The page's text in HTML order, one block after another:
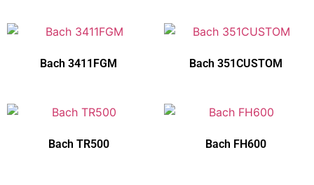
Bach 3411FGM Bach 351CUSTOM
Bach TR500 Bach FH600